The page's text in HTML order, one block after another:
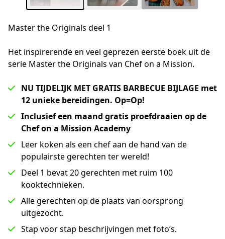
Master the Originals deel 1
Het inspirerende en veel geprezen eerste boek uit de
serie Master the Originals van Chef on a Mission.
NU TIJDELIJK MET GRATIS BARBECUE BIJLAGE met
12 unieke bereidingen. Op=Op!
Inclusief een maand gratis proefdraaien op de
Chef on a Mission Academy
Leer koken als een chef aan de hand van de
populairste gerechten ter wereld!
Deel 1 bevat 20 gerechten met ruim 100
kooktechnieken.
Alle gerechten op de plaats van oorsprong
uitgezocht.
Stap voor stap beschrijvingen met foto’s.